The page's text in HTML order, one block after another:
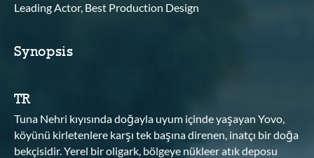
Leading Actor, Best Production Design
Synopsis
TR
Tuna Nehri kıyısında doğayla uyum içinde yaşayan Yovo,
köyünü kirletenlere karşı tek başına direnen, inatçı bir doğa
bekçisidir. Yerel bir oligark, bölgeye nükleer atık deposu